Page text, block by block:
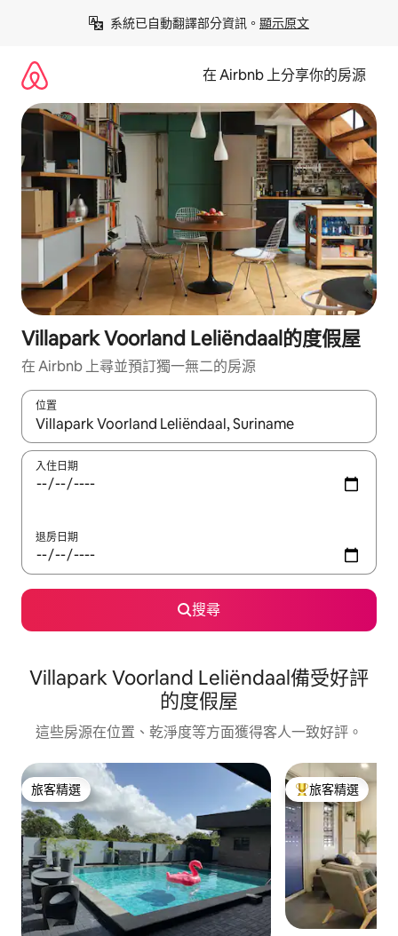
系統已自動翻譯部分資訊。 顯示原文
在 Airbnb 上分享你的房源
Villapark Voorland Leliëndaal的度假屋
在 Airbnb 上尋並預訂獨一無二的房源
位置
如有搜尋結果，瀏覽內容時請使用上下箭頭，或輕點、滑動裝置。
入住日期
退房日期
搜尋
Villapark Voorland Leliëndaal備受好評
的度假屋
這些房源在位置、乾淨度等方面獲得客人一致好評。
旅客精選
旅客精選 旅客精選榜首
旅客精選